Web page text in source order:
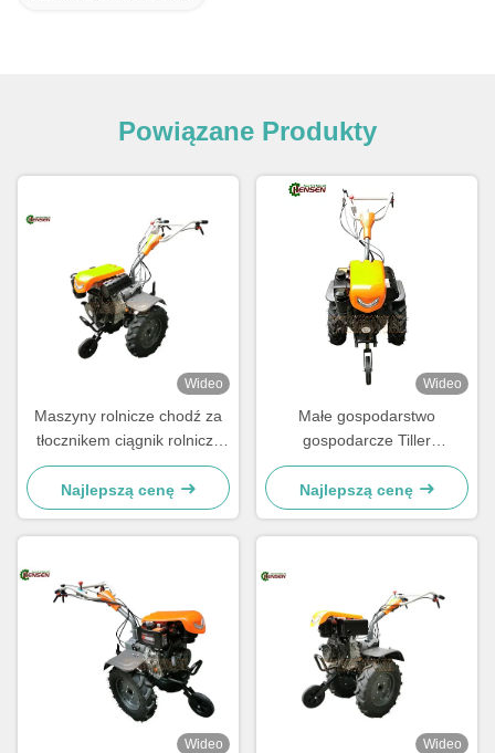
Powiązane Produkty
Wideo
Maszyny rolnicze chodź za
tłocznikem ciągnik rolniczy
10hp dwukołowy mini ciągnik
wysokoprężny
Najlepszą cenę
Wideo
Małe gospodarstwo
gospodarcze Tiller
oszczędzający siłę roboczą z
silnikiem wysokoprężnym
9HP i regulowanym
uchwytem
Najlepszą cenę
Wideo Wideo